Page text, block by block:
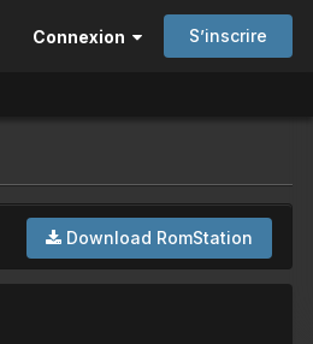
Connexion S’inscrire
Download RomStation